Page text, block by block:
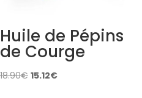
Huile de Pépins
de Courge
18.90€ Original
15.12€Current